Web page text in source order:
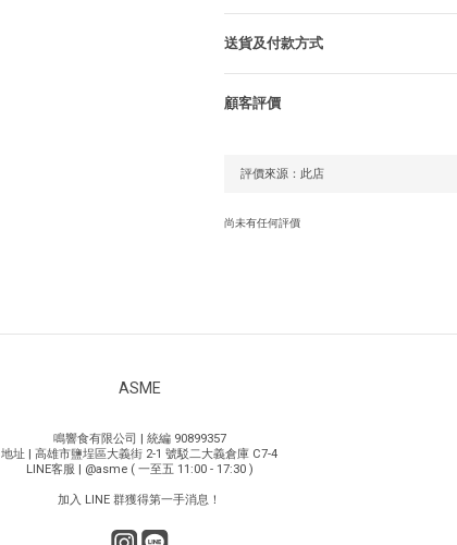
送貨及付款方式
顧客評價
尚未有任何評價
ASME
鳴響食有限公司 | 統編 90899357
地址 | 高雄市鹽埕區大義街 2-1 號駁二大義倉庫 C7-4
LINE客服 | @asme ( 一至五 11:00 - 17:30 )
加入 LINE 群獲得第一手消息！